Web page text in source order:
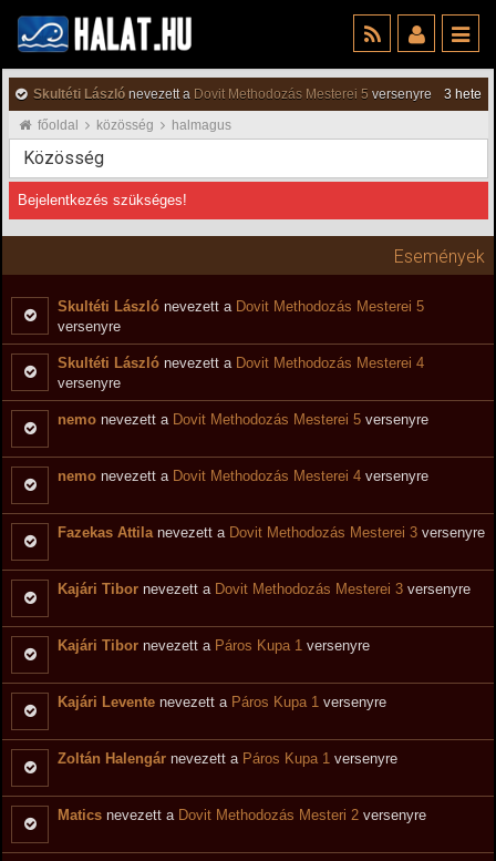
Skultéti László nevezett a Dovit Methodozás Mesterei 5 versenyre
3 hete
főoldal
közösség halmagus
Közösség
Bejelentkezés szükséges!
Események
Skultéti László nevezett a Dovit Methodozás Mesterei 5
versenyre
Skultéti László nevezett a Dovit Methodozás Mesterei 4
versenyre
nemo nevezett a Dovit Methodozás Mesterei 5 versenyre
nemo nevezett a Dovit Methodozás Mesterei 4 versenyre
Fazekas Attilanevezett a Dovit Methodozás Mesterei 3 versenyre
Kajári Tibor nevezett a Dovit Methodozás Mesterei 3 versenyre
Kajári Tibor nevezett a Páros Kupa 1 versenyre
Kajári Levente nevezett a Páros Kupa 1 versenyre
Zoltán Halengár nevezett a Páros Kupa 1 versenyre
Matics nevezett a Dovit Methodozás Mesteri 2 versenyre